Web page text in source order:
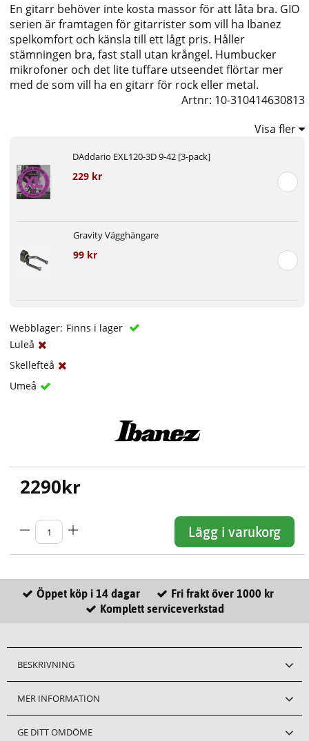
En gitarr behöver inte kosta massor för att låta bra. GIO
serien är framtagen för gitarrister som vill ha Ibanez
spelkomfort och känsla till ett lågt pris. Håller
stämningen bra, fast stall utan krångel. Humbucker
mikrofoner och det lite tuffare utseendet flörtar mer
med de som vill ha en gitarr för rock eller metal.
Artnr: 10-310414630813
Visa fler
DAddario EXL120-3D 9-42 [3-pack]
229 kr
Gravity Vägghängare
99 kr
Webblager: Finns i lager
Luleå
Skellefteå
Umeå
2290kr
Lägg i varukorg
Öppet köp i 14 dagar
Fri frakt över 1000 kr
Komplett serviceverkstad
BESKRIVNING
MER INFORMATION
GE DITT OMDÖME